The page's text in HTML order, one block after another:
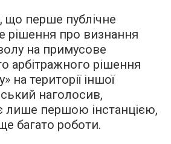
що перше публічне
рішення про визнання
на примусове
арбітражного рішення
на території іншої
наголосив,
лише першою інстанцією,
багато роботи.